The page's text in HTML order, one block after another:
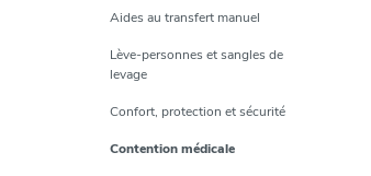
Aides au transfert manuel
Lève-personnes et sangles de
levage
Confort, protection et sécurité
Contention médicale